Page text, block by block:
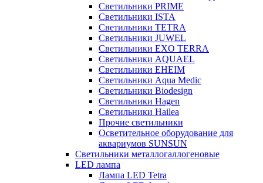
Светильники PRIME
Светильники ISTA
Светильники TETRA
Светильники JUWEL
Светильники EXO TERRA
Светильники AQUAEL
Светильники EHEIM
Светильники Aqua Medic
Светильники Biodesign
Светильники Hagen
Светильники Hailea
Прочие светильники
Осветительное оборудование для
аквариумов SUNSUN
Светильники металлогаллогеновые
LED лампа
Лампа LED Tetra